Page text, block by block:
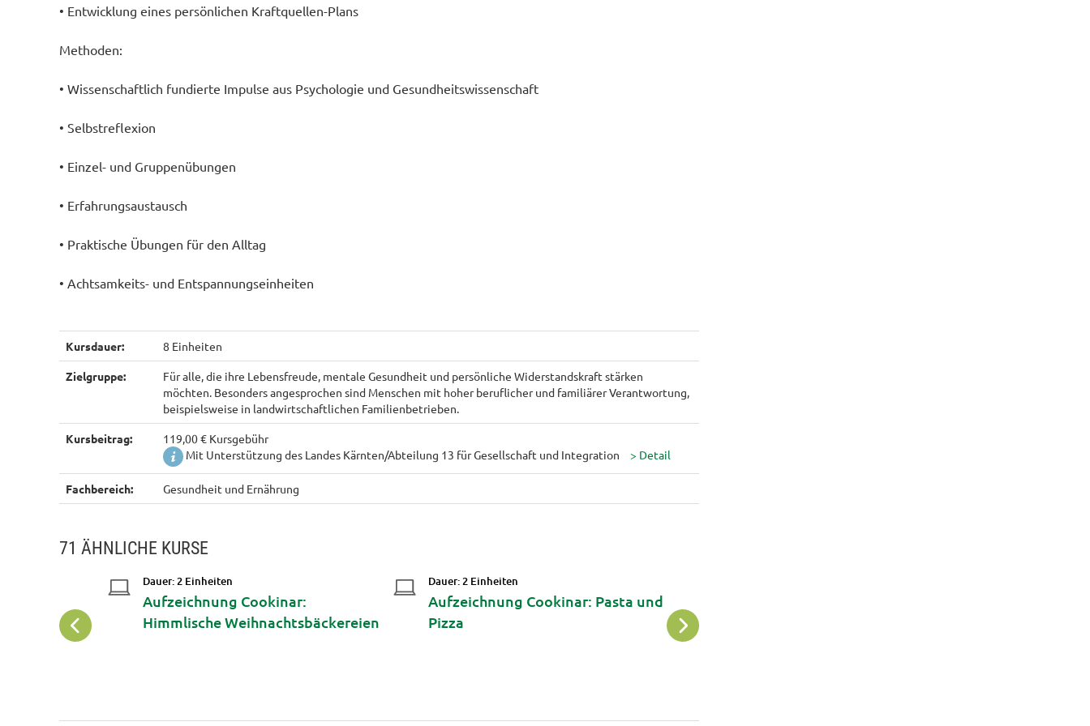
• Entwicklung eines persönlichen Kraftquellen-Plans
Methoden:
• Wissenschaftlich fundierte Impulse aus Psychologie und Gesundheitswissenschaft
• Selbstreflexion
• Einzel- und Gruppenübungen
• Erfahrungsaustausch
• Praktische Übungen für den Alltag
• Achtsamkeits- und Entspannungseinheiten
Kursdauer: 8 Einheiten
Zielgruppe:
Für alle, die ihre Lebensfreude, mentale Gesundheit und persönliche Widerstandskraft stärken
möchten. Besonders angesprochen sind Menschen mit hoher beruflicher und familiärer Verantwortung,
beispielsweise in landwirtschaftlichen Familienbetrieben.
Kursbeitrag:
119,00 € Kursgebühr
Mit Unterstützung des Landes Kärnten/Abteilung 13 für Gesellschaft und Integration
Fachbereich: Gesundheit und Ernährung
71 ÄHNLICHE KURSE
Dauer: 2 Einheiten
Aufzeichnung Cookinar:
Himmlische Weihnachtsbäckereien
Dauer: 2 Einheiten
Aufzeichnung Cookinar: Pasta und
Pizza